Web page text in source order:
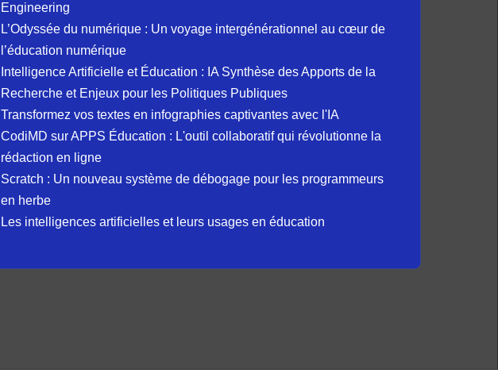
Engineering
L’Odyssée du numérique : Un voyage intergénérationnel au cœur de
l’éducation numérique
Intelligence Artificielle et Éducation : IA Synthèse des Apports de la
Recherche et Enjeux pour les Politiques Publiques
Transformez vos textes en infographies captivantes avec l'IA
CodiMD sur APPS Éducation : L'outil collaboratif qui révolutionne la
rédaction en ligne
Scratch : Un nouveau système de débogage pour les programmeurs
en herbe
Les intelligences artificielles et leurs usages en éducation